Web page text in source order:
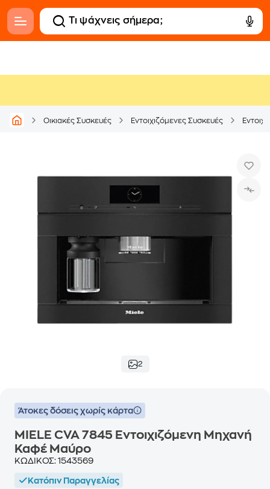
Οικιακές Συσκευές Εντοιχιζόμενες Συσκευές
2
Άτοκες δόσεις χωρίς κάρτα
MIELE CVA 7845 Εντοιχιζόμενη Μηχανή
Καφέ Μαύρο
ΚΩΔΙΚΟΣ: 1543569
Κατόπιν Παραγγελίας